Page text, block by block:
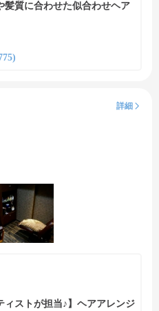
髪質に合わせた似合わせヘア
詳細
ィストが担当♪】ヘアアレンジ